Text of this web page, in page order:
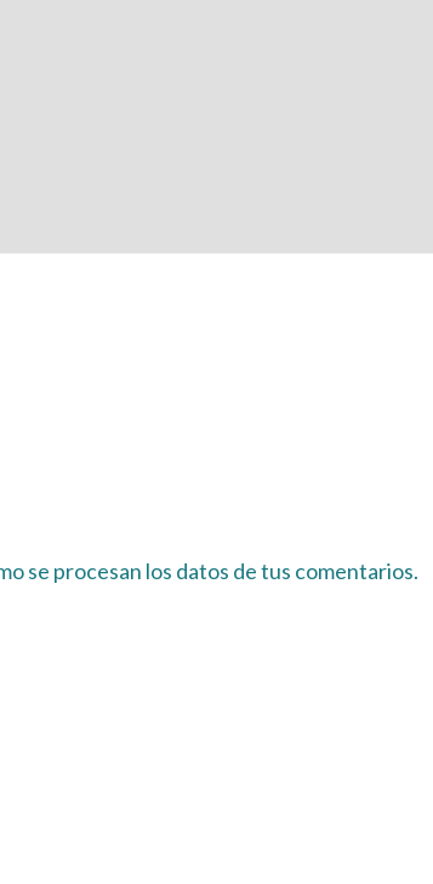
se procesan los datos de tus comentarios.